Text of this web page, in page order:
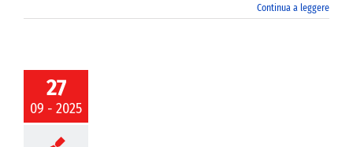
Continua a leggere
27
09 - 2025
chiedere
e un
urgente sui
della rete